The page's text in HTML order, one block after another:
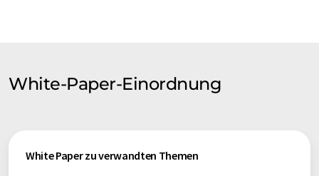
White-Paper-Einordnung
White Paper zu verwandten Themen